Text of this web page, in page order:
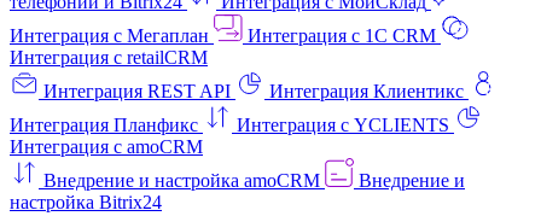
Интеграция с Мегаплан
Интеграция с 1C CRM
Интеграция с retailCRM
Интеграция REST API
Интеграция Клиентикс
Интеграция Планфикс
Интеграция с YCLIENTS
Интеграция с amoCRM
Внедрение и настройка amoCRM
Внедрение и
настройка Bitrix24